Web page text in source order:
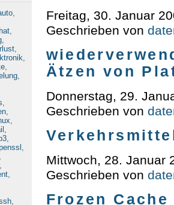
,
,
,
,
,
,
,
,
,
,
,
,
,
,
,
,
,
Freitag, 30. Januar
Geschrieben von
Ätzen von
Donnerstag, 29.
Geschrieben von
Mittwoch, 28. Januar
Geschrieben von
Frozen